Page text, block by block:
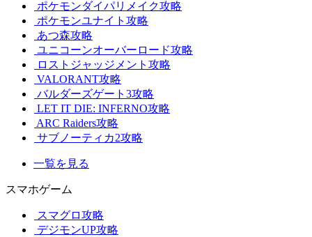
ポケモンダイパリメイク攻略
ポケモンユナイト攻略
あつ森攻略
ユニコーンオーバーロード攻略
ロストジャッジメント攻略
VALORANT攻略
バルダーズゲート3攻略
LET IT DIE: INFERNO攻略
ARC Raiders攻略
サブノーティカ2攻略
一覧を見る
スマホゲーム
スマグロ攻略
デジモンUP攻略